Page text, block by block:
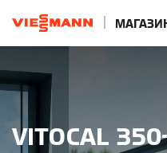
VITOCAL